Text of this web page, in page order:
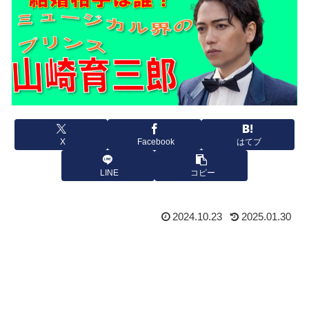
X Facebook はてブ
LINE コピー
2024.10.23 2025.01.30